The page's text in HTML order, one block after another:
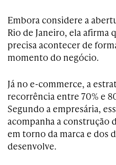
Embora considere a
Rio de Janeiro, ela afirma
precisa acontecer de
momento do negócio.
Já no e-commerce, a
recorrência entre 70% e
Segundo a empresária,
acompanha a construção
em torno da marca e dos
desenvolve.